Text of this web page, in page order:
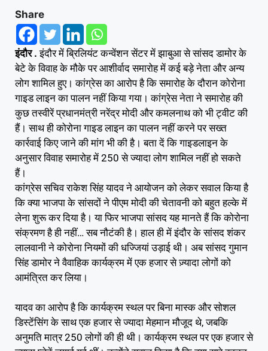
Share
इंदौर . इंदौर में ब्रिलियंट कन्वेंशन सेंटर में झाबुआ से सांसद डामोर के
बेटे के विवाह के मौके पर आशीर्वाद समारोह में कई बड़े नेता और अन्य
लोग शामिल हुए। कांग्रेस का आरोप है कि समारोह के दौरान कोरोना
गाइड लाइन का पालन नहीं किया गया। कांग्रेस नेता ने समारोह की
कुछ तस्वीरें प्रधानमंत्री नरेंद्र मोदी और कमलनाथ को भी ट्वीट की
हैं। साथ ही कोरोना गाइड लाइन का पालन नहीं करने पर सख्त
कार्रवाई किए जाने की मांग भी की है। बता दें कि गाइडलाइन के
अनुसार विवाह समारोह में 250 से ज्यादा लोग शामिल नहीं हो सकते
हैं।
कांग्रेस सचिव राकेश सिंह यादव ने आयोजन को लेकर सवाल किया है
कि क्या भाजपा के सांसदों ने पीएम मोदी की चेतावनी को बहुत हल्के में
लेना शुरू कर दिया है। या फिर भाजपा सांसद यह मानते हैं कि कोरोना
संक्रमण है ही नहीं… सब नौटंकी है। हाल ही में इंदौर के सांसद शंकर
लालवानी ने कोरोना नियमों की धज्जियां उड़ाई थी। अब सांसद गुमान
सिंह डामोर ने वैवाहिक कार्यक्रम में एक हजार से ज़्यादा लोगों को
आमंत्रित कर लिया।
यादव का आरोप है कि कार्यक्रम स्थल पर बिना मास्क और सोशल
डिस्टेंसिंग के साथ एक हजार से ज्यादा मेहमान मौजूद थे, जबकि
अनुमति मात्र 250 लोगों की ही थी। कार्यक्रम स्थल पर एक हजार से